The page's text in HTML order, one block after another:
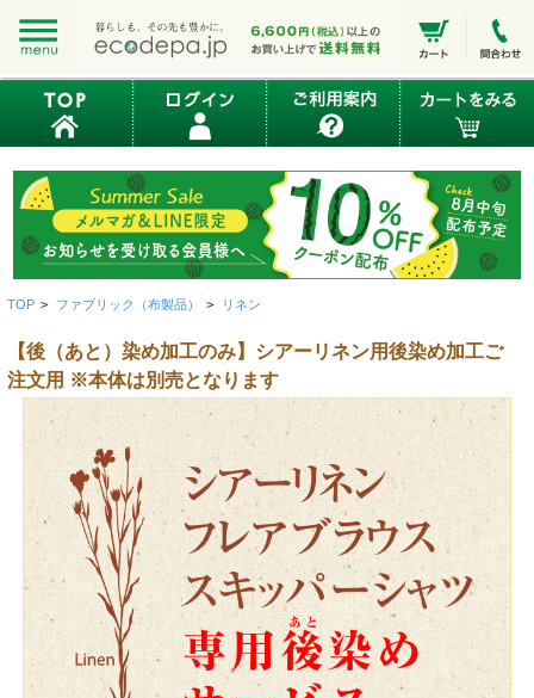
TOP > ファブリック（布製品） > リネン
【後（あと）染め加工のみ】シアーリネン用後染め加工ご
注文用 ※本体は別売となります